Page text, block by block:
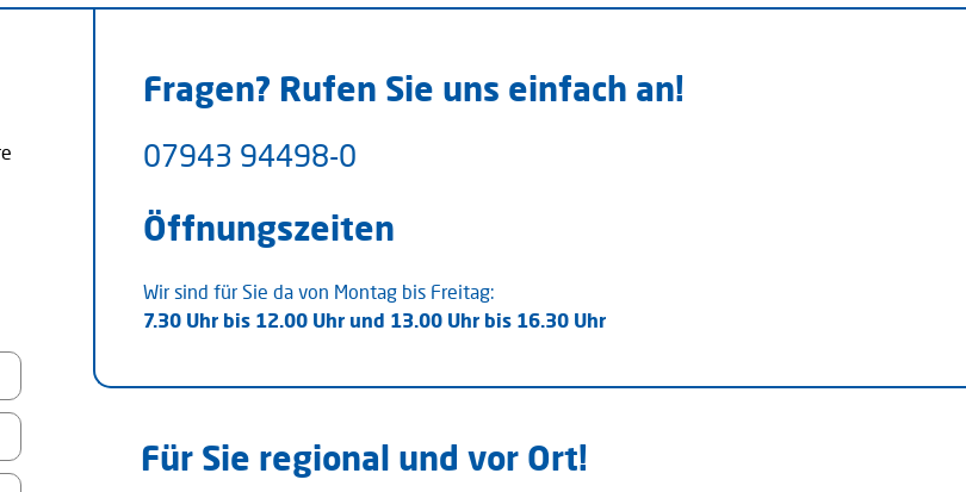
Fragen? Rufen Sie uns einfach an!
07943 94498-0
Öffnungszeiten
Wir sind für Sie da von Montag bis Freitag:
7.30 Uhr bis 12.00 Uhr und 13.00 Uhr bis 16.30 Uhr
Für Sie regional und vor Ort!